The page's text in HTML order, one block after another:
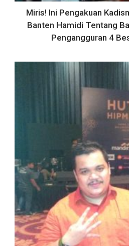
Miris! Ini Pengakuan
Banten Hamidi Tentang
Pengangguran 4